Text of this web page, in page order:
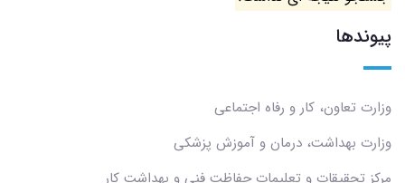
پیوندها
وزارت تعاون، کار و رفاه اجتماعی
وزارت بهداشت، درمان و آموزش پزشکی
مرکز تحقیقات و تعلیمات حفاظت فنی و بهداشت کار